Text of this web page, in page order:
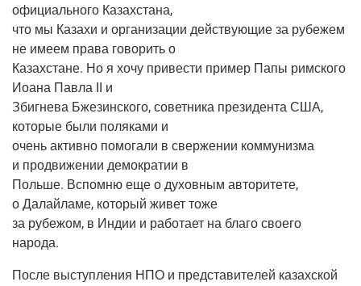
офи­ци­аль­но­го Казахстана,
что мы Каза­хи и орга­ни­за­ции дей­ству­ю­щие за рубе­жем
не име­ем пра­ва гово­рить о
Казах­стане. Но я хочу при­ве­сти при­мер Папы рим­ско­го
Иоана Пав­ла II и
Збигне­ва Бже­зин­ско­го, совет­ни­ка пре­зи­ден­та США,
кото­рые были поля­ка­ми и
очень актив­но помо­га­ли в свер­же­нии ком­му­низ­ма
и про­дви­же­нии демо­кра­тии в
Поль­ше. Вспом­ню еще о духов­ным авто­ри­те­те,
о Далай­ла­ме, кото­рый живет тоже
за рубе­жом, в Индии и рабо­та­ет на бла­го сво­е­го
народа.
После выступ­ле­ния НПО и пред­ста­ви­те­лей казах­ской